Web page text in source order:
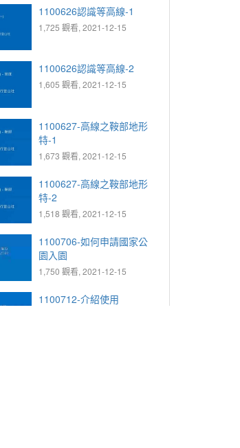
攻【百岳篇】【中横四辣系
列】
1100626認識等高線-1
1,725 觀看, 2021-12-15
1100626認識等高線-2
1,605 觀看, 2021-12-15
1100627-高線之鞍部地形
特-1
1,673 觀看, 2021-12-15
1100627-高線之鞍部地形
特-2
1,518 觀看, 2021-12-15
1100706-如何申請國家公
園入園
1,750 觀看, 2021-12-15
1100712-介紹使用